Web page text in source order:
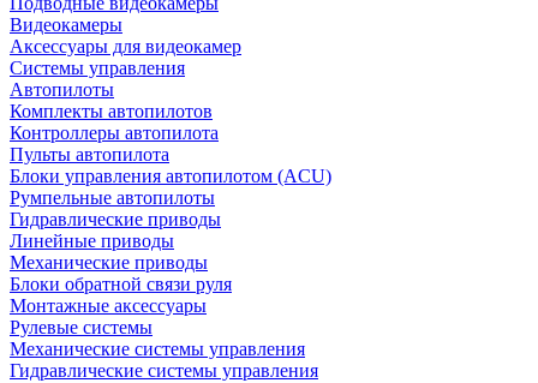
Видеокамеры
Аксессуары для видеокамер
Системы управления
Автопилоты
Комплекты автопилотов
Контроллеры автопилота
Пульты автопилота
Блоки управления автопилотом (ACU)
Румпельные автопилоты
Гидравлические приводы
Линейные приводы
Механические приводы
Блоки обратной связи руля
Монтажные аксессуары
Рулевые системы
Механические системы управления
Гидравлические системы управления